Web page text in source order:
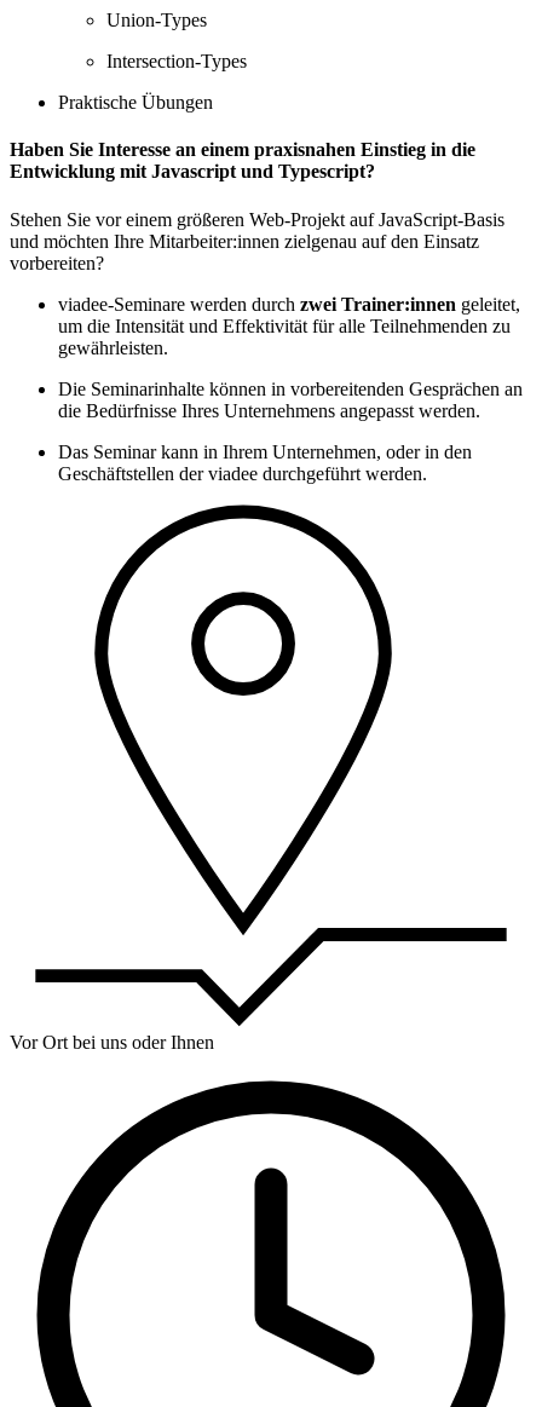
Union-Types
Intersection-Types
Praktische Übungen
Haben Sie Interesse an einem praxisnahen Einstieg in die
Entwicklung mit Javascript und Typescript?
Stehen Sie vor einem größeren Web-Projekt auf JavaScript-Basis
und möchten Ihre Mitarbeiter:innen zielgenau auf den Einsatz
vorbereiten?
viadee-Seminare werden durch zwei Trainer:innen geleitet,
um die Intensität und Effektivität für alle Teilnehmenden zu
gewährleisten.
Die Seminarinhalte können in vorbereitenden Gesprächen an
die Bedürfnisse Ihres Unternehmens angepasst werden.
Das Seminar kann in Ihrem Unternehmen, oder in den
Geschäftstellen der viadee durchgeführt werden.
Vor Ort bei uns oder Ihnen